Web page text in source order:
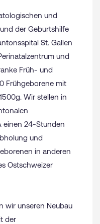
und
der Geburtshilfe
St. Gallen
und
Früh- und
Frühgeborene mit
Wir stellen in
einen 24-Stunden
und
in anderen
Ostschweizer
wir unseren Neubau
der